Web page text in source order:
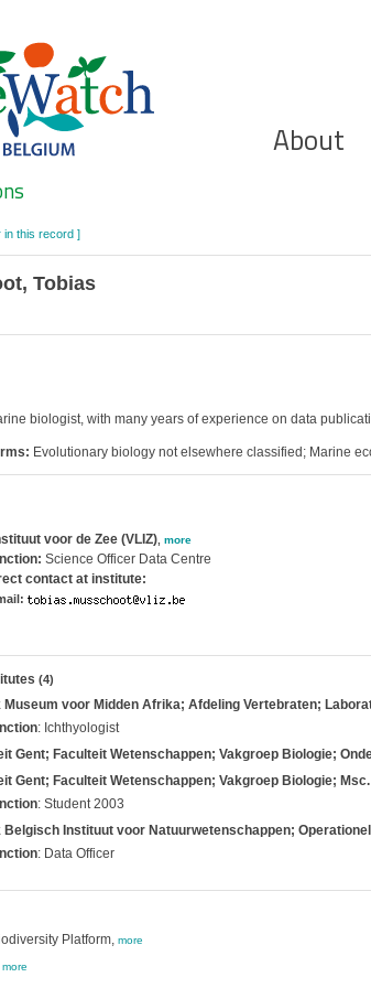
About
Search
in this record ]
Tobias
biologist, with many years of experience on data
Evolutionary biology not elsewhere classified; Marine
voor de Zee (VLIZ), more
Science Officer Data Centre
contact at institute:
(4)
Museum voor Midden Afrika; Afdeling Vertebraten;
: Ichthyologist
Gent; Faculteit Wetenschappen; Vakgroep Biologie;
Gent; Faculteit Wetenschappen; Vakgroep Biologie;
: Student 2003
Belgisch Instituut voor Natuurwetenschappen;
: Data Officer
Platform, more
more